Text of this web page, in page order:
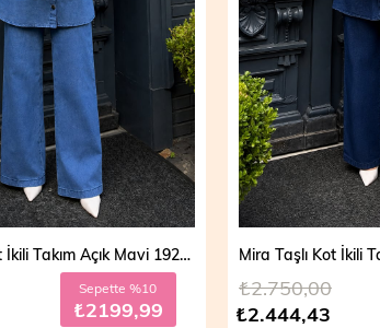
Mira Taşlı Kot İkili Takım Koyu Mavi 19286
Sepette %10
₺2199,99 ₺2.499,99
₺2.700,00